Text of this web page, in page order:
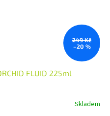
249 Kč
–20 %
FLUID 225ml
Skladem